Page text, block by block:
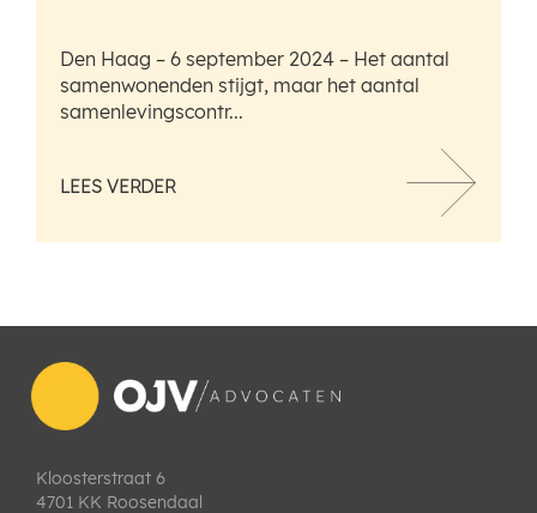
Den Haag – 6 september 2024 – Het aantal
samenwonenden stijgt, maar het aantal
samenlevingscontr...
LEES VERDER
Kloosterstraat 6
4701 KK Roosendaal